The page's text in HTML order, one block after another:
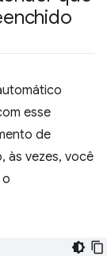
esse
de
às vezes, você